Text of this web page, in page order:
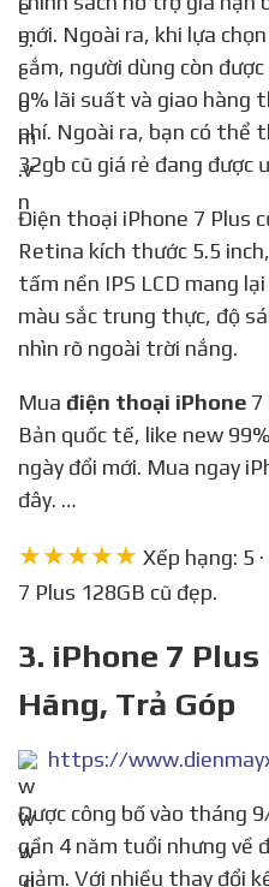
mới. Ngoài ra, khi lựa
sắm, người dùng còn
0% lãi suất và giao hàng
phí. Ngoài ra, bạn có thể
32gb cũ giá rẻ đang được
Điện thoại iPhone 7 Plus cũ được trang bị màn hình
Retina kích thước 5.5
tấm nền IPS LCD mang
màu sắc trung thực, độ
nhìn rõ ngoài trời nắng.
Mua điện thoại iPhone 7
Bản quốc tế, like new
ngày đổi mới. Mua ngay
đây. …
★★★★★ Xếp hạng: 5
7 Plus 128GB cũ đẹp.
3. iPhone 7
Hãng, Trả Góp
Được công bố vào tháng 9/2016, iPhone 7 Plus đã
gần 4 năm tuổi nhưng về
giảm. Với nhiều thay đổi